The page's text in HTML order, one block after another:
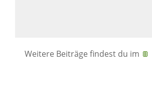
Weitere Beiträge findest du im